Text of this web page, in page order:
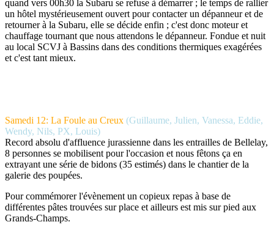
quand vers 00h30 la Subaru se refuse à démarrer ; le temps de rallier
un hôtel mystérieusement ouvert pour contacter un dépanneur et de
retourner à la Subaru, elle se décide enfin ; c'est donc moteur et
chauffage tournant que nous attendons le dépanneur. Fondue et nuit
au local SCVJ à Bassins dans des conditions thermiques exagérées
et c'est tant mieux.
Samedi 12: La Foule au Creux (Guillaume, Julien, Vanessa, Eddie,
Wendy, Nils, PX, Louis)
Record absolu d'affluence jurassienne dans les entrailles de Bellelay,
8 personnes se mobilisent pour l'occasion et nous fêtons ça en
extrayant une série de bidons (35 estimés) dans le chantier de la
galerie des poupées.
Pour commémorer l'évènement un copieux repas à base de
différentes pâtes trouvées sur place et ailleurs est mis sur pied aux
Grands-Champs.